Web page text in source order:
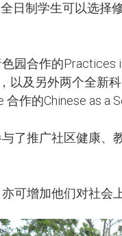
日制学生可以选
园合作的Practices
以及另外两个全新
作的Chinese as a
了推广社区健康
可增加他们对社会